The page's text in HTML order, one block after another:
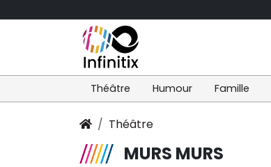
Théâtre Humour Famille
Théâtre
MURS MURS